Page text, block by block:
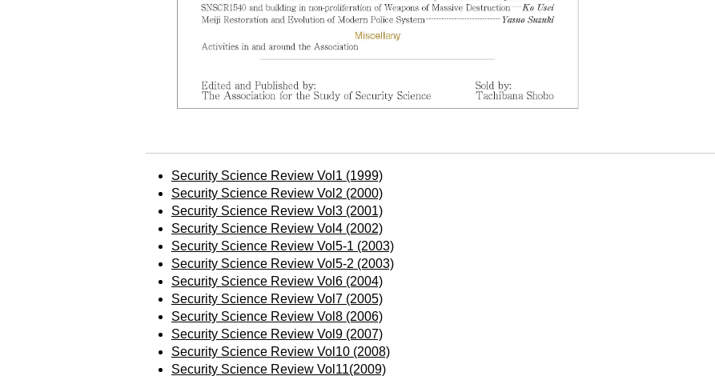
Security Science Review Vol1 (1999)
Security Science Review Vol2 (2000)
Security Science Review Vol3 (2001)
Security Science Review Vol4 (2002)
Security Science Review Vol5-1 (2003)
Security Science Review Vol5-2 (2003)
Security Science Review Vol6 (2004)
Security Science Review Vol7 (2005)
Security Science Review Vol8 (2006)
Security Science Review Vol9 (2007)
Security Science Review Vol10 (2008)
Security Science Review Vol11(2009)